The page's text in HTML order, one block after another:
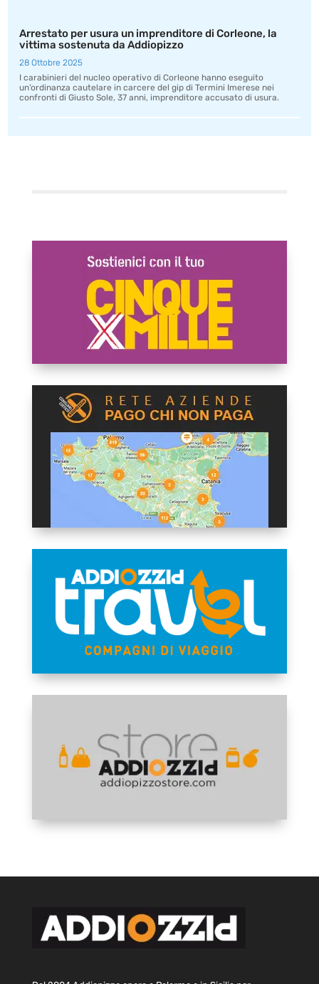
Arrestato per usura un imprenditore di Corleone, la
vittima sostenuta da Addiopizzo
28 Ottobre 2025
I carabinieri del nucleo operativo di Corleone hanno eseguito
un’ordinanza cautelare in carcere del gip di Termini Imerese nei
confronti di Giusto Sole, 37 anni, imprenditore accusato di usura.